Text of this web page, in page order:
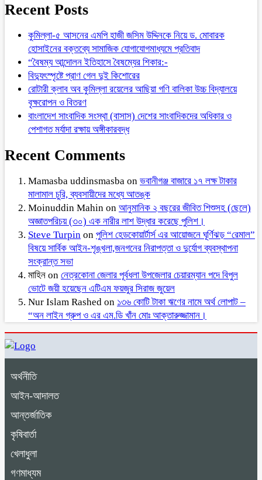
Recent Posts
কুমিল্লা-৫ আসনের এমপি হাজী জসিম উদ্দিনকে নিয়ে ড. মোবারক
হোসাইনের বক্তব্যে সামাজিক যোগাযোগমাধ্যমে প্রতিবাদ
“বৈষম্য আন্দোলন ইতিহাসে বৈষম্যের শিকার:-
বিদ্যুৎস্পৃষ্টে প্রাণ গেল দুই কিশোরের
রোটারী ক্লাব অব কুমিল্লা রয়েলের আছিয়া গণি বালিকা উচ্চ বিদ্যালয়ে
বৃক্ষরোপন ও বিতরণ
বাংলাদেশ সাংবাদিক সংস্থা (বাসাস) দেশের সাংবাদিকদের অধিকার ও
পেশাগত মর্যাদা রক্ষায় অঙ্গীকারবদ্ধ
Recent Comments
Mamasba uddinsmasba on ভবানীগঞ্জ বাজারে ১৭ লক্ষ টাকার
মালামাল চুরি, ব্যবসায়ীদের মধ্যে আতঙ্ক
Moinuddin Mahin on আনুমানিক ২ বছরের জীবিত শিশুসহ (ছেলে)
অজ্ঞাতপরিচয় (৩০) এক নারীর লাশ উদ্ধার করেছে পুলিশ।
Steve Turpin on পুলিশ হেডকোয়ার্টার্স এর আয়োজনে ঘূর্ণিঝড় “রেমাল”
বিষয়ে সার্বিক আইন-শৃঙ্খলা,জনগনের নিরাপত্তা ও দুর্যোগ ব্যবস্থাপনা
সংক্রান্ত সভা
মাহিন on নেত্রকোনা জেলার পূর্বধলা উপজেলার চেয়ারম্যান পদে বিপুল
ভোটে জয়ী হয়েছেন এটিএম ফয়জুর সিরাজ জুয়েল
Nur Islam Rashed on ১৩৬ কোটি টাকা ঋণের নামে অর্থ লোপাট –
“অন লাইন গ্রুপ ও এর এম.ডি খাঁন মোঃ আক্তারুজ্জামান।
অর্থনীতি
আইন-আদালত
আন্তর্জাতিক
কৃষিবার্তা
খেলাধুলা
গণমাধ্যম